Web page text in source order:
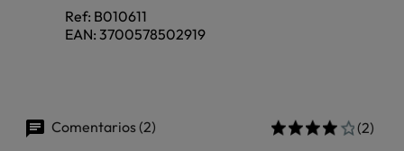
Ref: B010611
EAN: 3700578502919
Comentarios (2) (2)